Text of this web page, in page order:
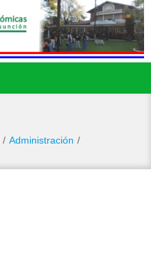
/ Administración /